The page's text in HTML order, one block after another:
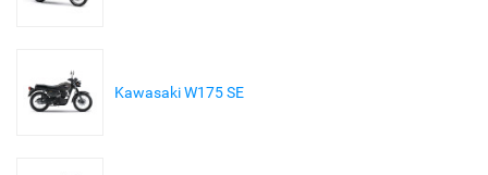
Kawasaki W175 SE